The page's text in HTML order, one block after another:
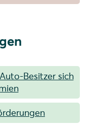
Besitzer sich